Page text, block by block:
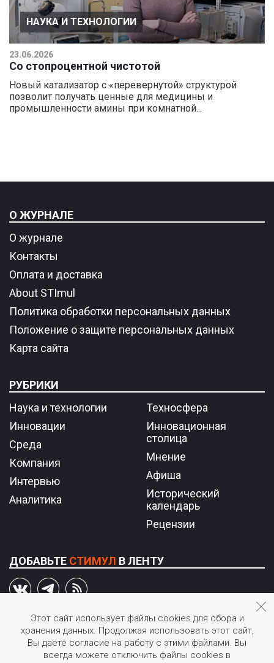
НАУКА И ТЕХНОЛОГИИ
23.06.2026
Со стопроцентной чистотой
Новый катализатор с «перевернутой» структурой
позволит получать ценные для медицины и
промышленности амины при комнатной...
О ЖУРНАЛЕ
О журнале
Контакты
Оплата и доставка
About STImul
Политика обработки персональных данных
Положение о защите персональных данных
Карта сайта
РУБРИКИ
Наука и технологии
Инновации
Среда
Компания
Интервью
Аналитика
Техносфера
Инновационная
столица
Мнение
Афиша
Исторический
календарь
Рецензии
ДОБАВЬТЕ СТИМУЛ В ЛЕНТУ
© 2026 STIмул.
Журнал об инновациях в России.
Перепечатка или иное воспроизведение материалов
Этот сайт использует файлы cookies для сбора и
хранения данных. Продолжая использовать этот сайт,
Вы даете согласие на работу с этими файлами. Вы
всегда можете отключить файлы cookies в